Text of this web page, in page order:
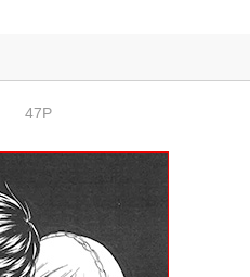
47P